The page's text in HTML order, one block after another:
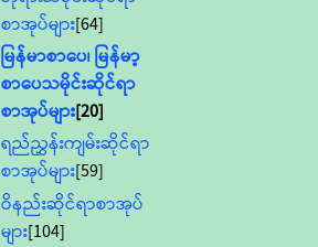
စာအုပ်များ[64]
မြန်မာစာပေ၊ မြန်မာ့
စာပေသမိုင်းဆိုင်ရာ
စာအုပ်များ[20]
ရည်ညွှန်းကျမ်းဆိုင်ရာ
စာအုပ်များ[59]
ဝိနည်းဆိုင်ရာစာအုပ်
များ[104]